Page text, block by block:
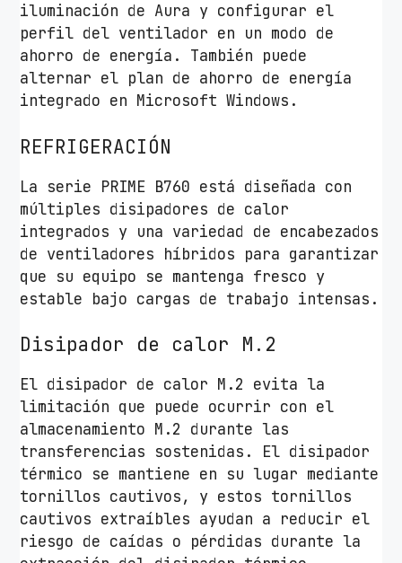
iluminación de Aura y configurar el
perfil del ventilador en un modo de
ahorro de energía. También puede
alternar el plan de ahorro de energía
integrado en Microsoft Windows.
REFRIGERACIÓN
La serie PRIME B760 está diseñada con
múltiples disipadores de calor
integrados y una variedad de encabezados
de ventiladores híbridos para garantizar
que su equipo se mantenga fresco y
estable bajo cargas de trabajo intensas.
Disipador de calor M.2
El disipador de calor M.2 evita la
limitación que puede ocurrir con el
almacenamiento M.2 durante las
transferencias sostenidas. El disipador
térmico se mantiene en su lugar mediante
tornillos cautivos, y estos tornillos
cautivos extraíbles ayudan a reducir el
riesgo de caídas o pérdidas durante la